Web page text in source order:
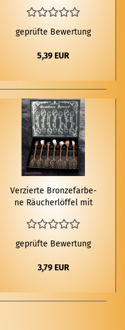
geprüfte Bewertung
5,39 EUR
Ver­zier­te Bron­ze­far­be­
ne Räu­cher­löf­fel mit
geprüfte Bewertung
3,79 EUR